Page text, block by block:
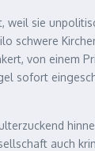
sie
schwere
von einem
sofort
auch